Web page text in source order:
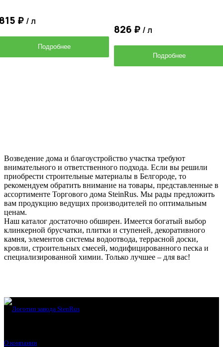
₽ / л
Подробнее
826 ₽ / л
Подробнее
Возведение дома и благоустройство участка требуют
внимательного и ответственного подхода. Если вы решили
приобрести строительные материалы в Белгороде, то
рекомендуем обратить внимание на товары, представленные в
ассортименте Торгового дома SteinRus. Мы рады предложить
вам продукцию ведущих производителей по оптимальным
ценам.
Наш каталог достаточно обширен. Имеется богатый выбор
клинкерной брусчатки, плитки и ступеней, декоративного
камня, элементов системы водоотвода, террасной доски,
кровли, строительных смесей, модифицированного песка и
специализированной химии. Только лучшее – для вас!
О компании